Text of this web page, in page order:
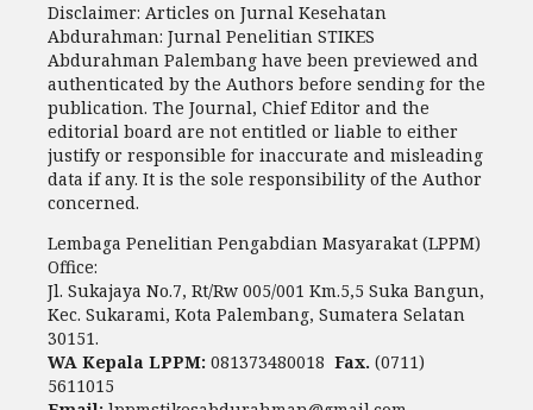
Disclaimer: Articles on Jurnal Kesehatan
Abdurahman: Jurnal Penelitian STIKES
Abdurahman Palembang have been previewed and
authenticated by the Authors before sending for the
publication. The Journal, Chief Editor and the
editorial board are not entitled or liable to either
justify or responsible for inaccurate and misleading
data if any. It is the sole responsibility of the Author
concerned.
Lembaga Penelitian Pengabdian Masyarakat (LPPM)
Office:
Jl. Sukajaya No.7, Rt/Rw 005/001 Km.5,5 Suka Bangun,
Kec. Sukarami, Kota Palembang, Sumatera Selatan
30151.
WA Kepala LPPM: 081373480018 Fax. (0711)
5611015